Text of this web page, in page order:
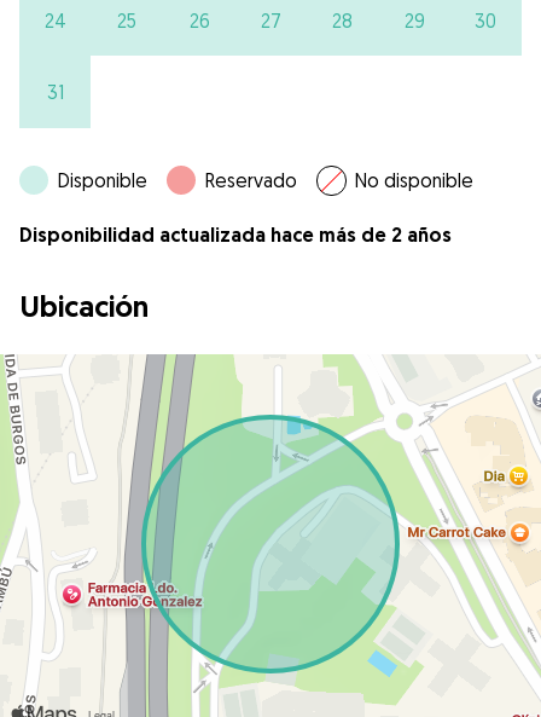
24 25 26 27 28 29 30
31
Disponible Reservado No disponible
Disponibilidad actualizada hace más de 2 años
Ubicación